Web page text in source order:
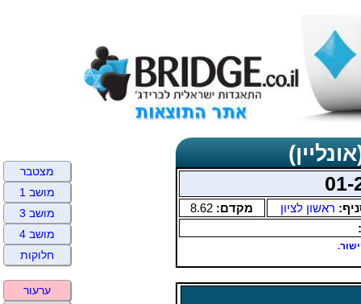
ראשון לציון מקדם: 8.62
.
מצטבר
מושב 1
מושב 3
מושב 4
חלוקות
ערעור